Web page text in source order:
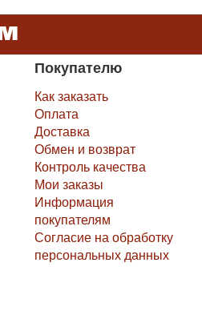
Покупателю
Как заказать
Оплата
Доставка
Обмен и возврат
Контроль качества
Мои заказы
Информация
покупателям
Согласие на обработку
персональных данных